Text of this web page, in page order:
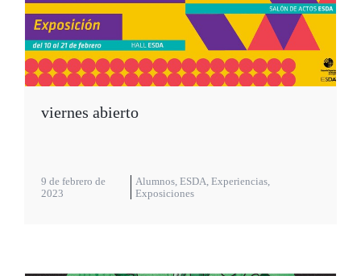
viernes abierto
9 de febrero de
2023
Alumnos,ESDA,Experiencias,
Exposiciones